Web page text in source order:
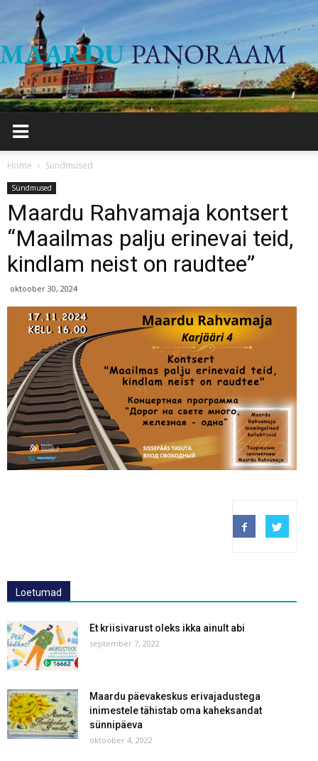
Home Sündmused
Sündmused
Maardu Rahvamaja kontsert
“Maailmas palju erinevai teid,
kindlam neist on raudtee”
oktoober 30, 2024
Loetumad
Et kriisivarust oleks ikka ainult abi
september 7, 2022
Maardu päevakeskus erivajadustega
inimestele tähistab oma kaheksandat
sünnipäeva
oktoober 4, 2022